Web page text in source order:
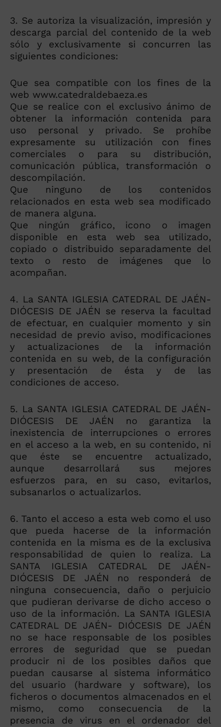
3. Se autoriza la visualización, impresión y
descarga parcial del contenido de la web
sólo y exclusivamente si concurren las
siguientes condiciones:
Que sea compatible con los fines de la
web www.catedraldebaeza.es
Que se realice con el exclusivo ánimo de
obtener la información contenida para
uso personal y privado. Se prohíbe
expresamente su utilización con fines
comerciales o para su distribución,
comunicación pública, transformación o
descompilación.
Que ninguno de los contenidos
relacionados en esta web sea modificado
de manera alguna.
Que ningún gráfico, icono o imagen
disponible en esta web sea utilizado,
copiado o distribuido separadamente del
texto o resto de imágenes que lo
acompañan.
4. La SANTA IGLESIA CATEDRAL DE JAÉN-
DIÓCESIS DE JAÉN se reserva la facultad
de efectuar, en cualquier momento y sin
necesidad de previo aviso, modificaciones
y actualizaciones de la información
contenida en su web, de la configuración
y presentación de ésta y de las
condiciones de acceso.
5. La SANTA IGLESIA CATEDRAL DE JAÉN-
DIÓCESIS DE JAÉN no garantiza la
inexistencia de interrupciones o errores
en el acceso a la web, en su contenido, ni
que éste se encuentre actualizado,
aunque desarrollará sus mejores
esfuerzos para, en su caso, evitarlos,
subsanarlos o actualizarlos.
6. Tanto el acceso a esta web como el uso
que pueda hacerse de la información
contenida en la misma es de la exclusiva
responsabilidad de quien lo realiza. La
SANTA IGLESIA CATEDRAL DE JAÉN-
DIÓCESIS DE JAÉN no responderá de
ninguna consecuencia, daño o perjuicio
que pudieran derivarse de dicho acceso o
uso de la información. La SANTA IGLESIA
CATEDRAL DE JAÉN- DIÓCESIS DE JAÉN
no se hace responsable de los posibles
errores de seguridad que se puedan
producir ni de los posibles daños que
puedan causarse al sistema informático
del usuario (hardware y software), los
ficheros o documentos almacenados en el
mismo, como consecuencia de la
presencia de virus en el ordenador del